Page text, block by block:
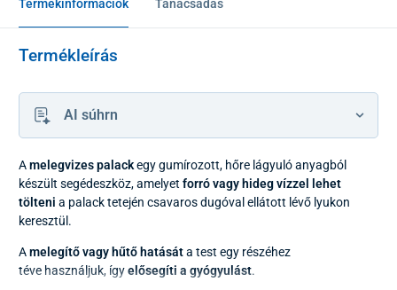
Termékinformációk Tanácsadás
Termékleírás
AI súhrn
Amelegvizes palackegy gumírozott, hőre lágyuló anyagból
készült segédeszköz, amelyet forró vagy hideg vízzel lehet
tölteni a palack tetején csavaros dugóval ellátott lévő lyukon
keresztül.
Amelegítő vagy hűtő hatásáta test egy részéhez
téve használjuk, ígyelősegíti a gyógyulást.